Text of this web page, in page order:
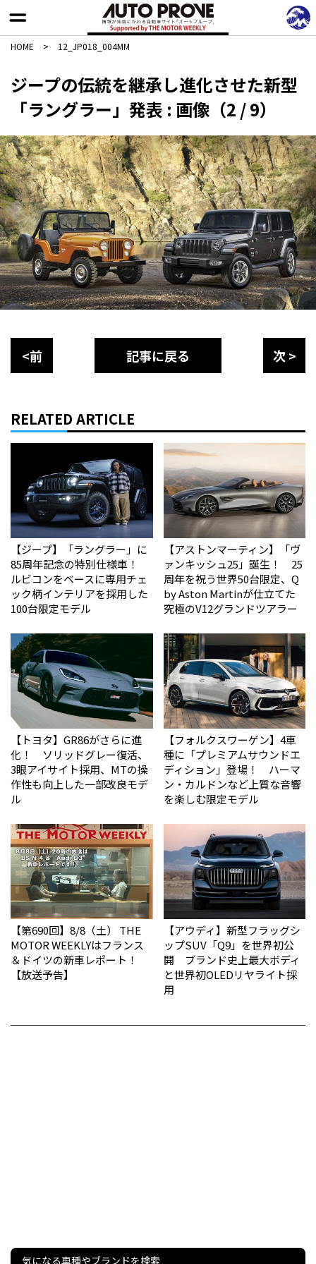
HOME > 12_JP018_004MM
ジープの伝統を継承し進化させた新型
「ラングラー」発表 : 画像（2 / 9）
<前 記事に戻る 次 >
RELATED ARTICLE
【ジープ】「ラングラー」に
85周年記念の特別仕様車！
ルビコンをベースに専用チェ
ック柄インテリアを採用した
100台限定モデル
【アストンマーティン】「ヴ
ァンキッシュ25」誕生！ 25
周年を祝う世界50台限定、Q
by Aston Martinが仕立てた
究極のV12グランドツアラー
【トヨタ】GR86がさらに進
化！ ソリッドグレー復活、
3眼アイサイト採用、MTの操
作性も向上した一部改良モデ
ル
【フォルクスワーゲン】4車
種に「プレミアムサウンドエ
ディション」登場！ ハーマ
ン・カルドンなど上質な音響
を楽しむ限定モデル
【第690回】8/8（土） THE
MOTOR WEEKLYはフランス
＆ドイツの新車レポート！
【放送予告】
【アウディ】新型フラッグシ
ップSUV「Q9」を世界初公
開 ブランド史上最大ボディ
と世界初OLEDリヤライト採
用
気になる車種やブランドを検索